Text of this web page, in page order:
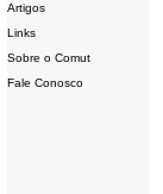
Artigos
Links
Sobre o Comut
Fale Conosco